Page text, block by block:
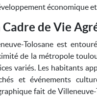
économique
Cadre de Vie
Tolosane est
de la métropole
variés. Les habitants
et événements
fait de